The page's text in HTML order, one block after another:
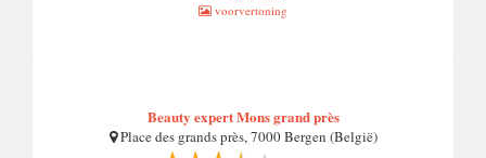
voorvertoning
Beauty expert Mons grand près
Place des grands près, 7000 Bergen (België)